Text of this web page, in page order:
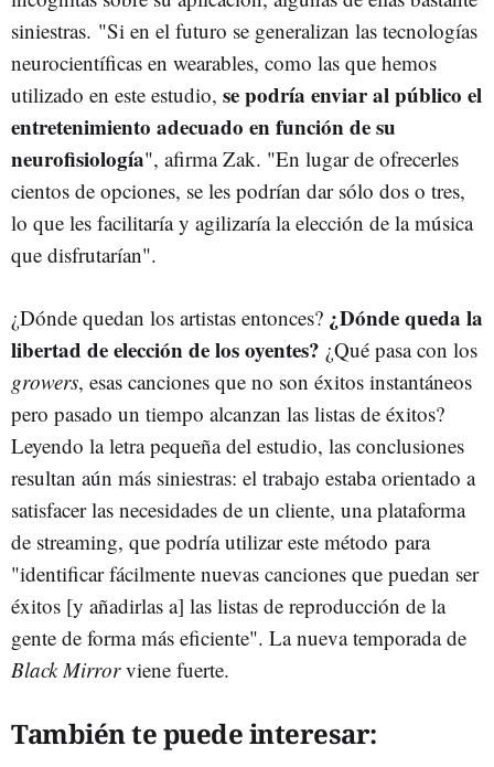
siniestras. "Si en el futuro se generalizan las tecnologías
neurocientíficas en wearables, como las que hemos
utilizado en este estudio, se podría enviar al público el
entretenimiento adecuado en función de su
neurofisiología", afirma Zak. "En lugar de ofrecerles
cientos de opciones, se les podrían dar sólo dos o tres,
lo que les facilitaría y agilizaría la elección de la música
que disfrutarían".
¿Dónde quedan los artistas entonces? ¿Dónde queda la
libertad de elección de los oyentes? ¿Qué pasa con los
growers, esas canciones que no son éxitos instantáneos
pero pasado un tiempo alcanzan las listas de éxitos?
Leyendo la letra pequeña del estudio, las conclusiones
resultan aún más siniestras: el trabajo estaba orientado a
satisfacer las necesidades de un cliente, una plataforma
de streaming, que podría utilizar este método para
"identificar fácilmente nuevas canciones que puedan ser
éxitos [y añadirlas a] las listas de reproducción de la
gente de forma más eficiente". La nueva temporada de
Black Mirrorviene fuerte.
También te puede interesar: